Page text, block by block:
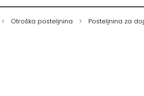
Otroška posteljnina Posteljnina za